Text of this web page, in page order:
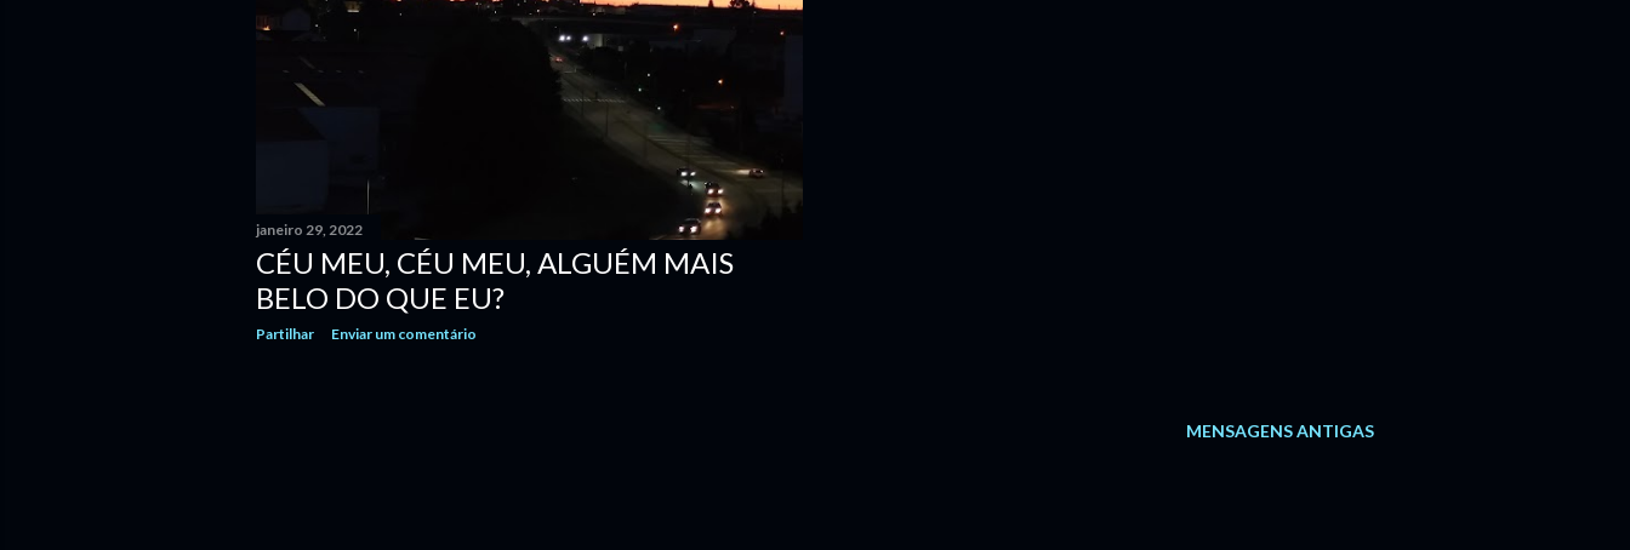
janeiro 29, 2022
CÉU MEU, CÉU MEU, ALGUÉM MAIS
BELO DO QUE EU?
Partilhar Enviar um comentário
MENSAGENS ANTIGAS